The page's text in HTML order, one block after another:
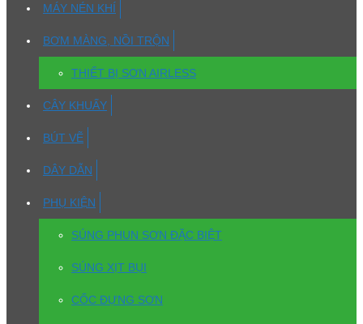
MÁY NÉN KHÍ
BƠM MÀNG, NỒI TRỘN
THIẾT BỊ SƠN AIRLESS
CÂY KHUẤY
BÚT VẼ
DÂY DẪN
PHỤ KIỆN
SÚNG PHUN SƠN ĐẶC BIỆT
SÚNG XỊT BỤI
CỐC ĐỰNG SƠN